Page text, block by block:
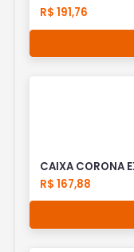
R$ 191,76
CAIXA CORONA
R$ 167,88